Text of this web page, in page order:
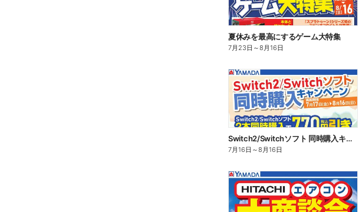
夏休みを最高にするゲーム大特集
7月23日 ～8月16日
Switch2/Switchソフト 同時購入キャンペーン
7月16日 ～8月16日